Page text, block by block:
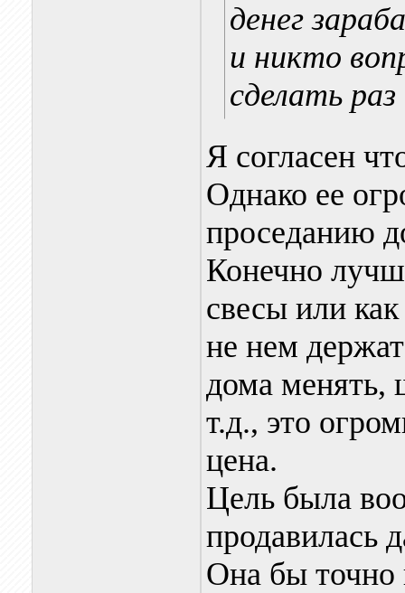
денег
и никто
сделать
Я согласен
Однако ее
проседанию
Конечно
свесы или
не нем
дома менять,
т.д., это
цена.
Цель была
продавилась
Она бы точно